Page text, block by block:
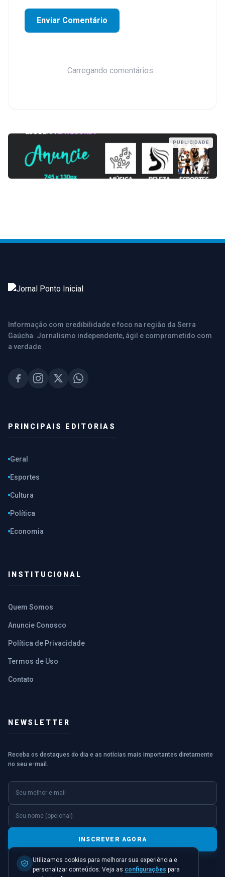
Enviar Comentário
Carregando comentários...
PUBLICIDADE
Informação com credibilidade e foco na região da Serra
Gaúcha. Jornalismo independente, ágil e comprometido com
a verdade.
PRINCIPAIS EDITORIAS
Geral
Esportes
Cultura
Política
Economia
INSTITUCIONAL
Quem Somos
Anuncie Conosco
Política de Privacidade
Termos de Uso
Contato
NEWSLETTER
Receba os destaques do dia e as notícias mais importantes diretamente
no seu e-mail.
E-mail
Nome (opcional)
INSCREVER AGORA
Utilizamos cookies para melhorar sua experiência e
personalizar conteúdos. Veja as configurações para